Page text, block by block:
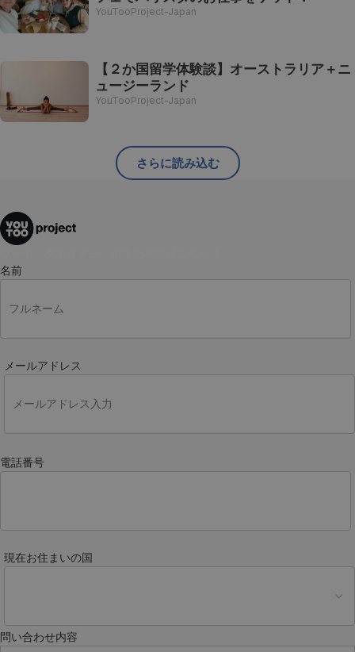
YouTooProject-Japan
【２か国留学体験談】オーストラリア＋ニ
ュージーランド
YouTooProject-Japan
さらに読み込む
名前
メールアドレス
電話番号
現在お住まいの国
問い合わせ内容